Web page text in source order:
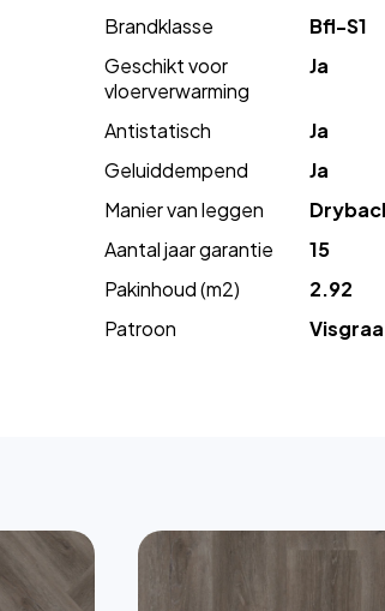
Brandklasse
Bfl-S1
Geschikt voor
vloerverwarming
Ja
Antistatisch
Ja
Geluiddempend
Ja
Manier van leggen
Aantal jaar garantie
15
Pakinhoud (m2)
2.92
Patroon